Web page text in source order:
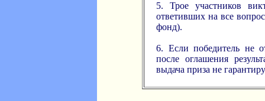
5. Трое участников
ответивших на все
фонд).
6. Если победитель не
после оглашения
выдача приза не